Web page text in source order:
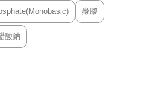
蟲膠
酸鈉